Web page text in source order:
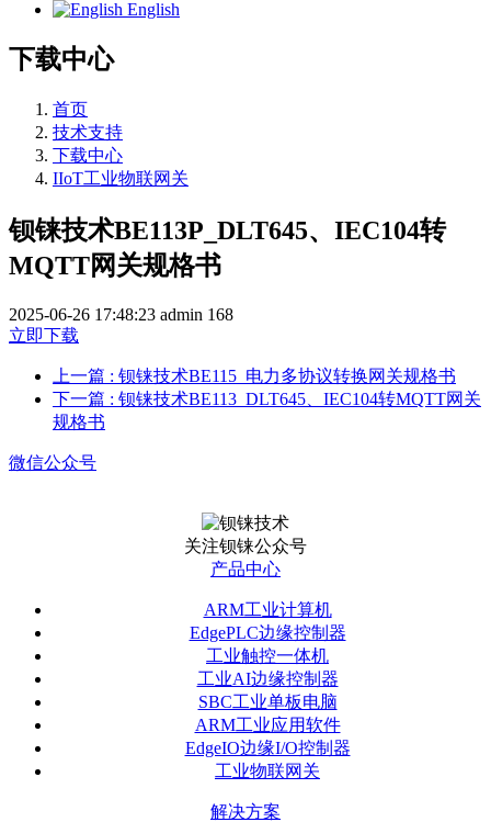
English
下载中心
首页
技术支持
下载中心
IIoT工业物联网关
钡铼技术BE113P_DLT645、IEC104转
MQTT网关规格书
2025-06-26 17:48:23 admin 168
立即下载
上一篇 : 钡铼技术BE115_电力多协议转换网关规格书
下一篇 : 钡铼技术BE113_DLT645、IEC104转MQTT网关
规格书
微信公众号
关注钡铼公众号
产品中心
ARM工业计算机
EdgePLC边缘控制器
工业触控一体机
工业AI边缘控制器
SBC工业单板电脑
ARM工业应用软件
EdgeIO边缘I/O控制器
工业物联网关
解决方案